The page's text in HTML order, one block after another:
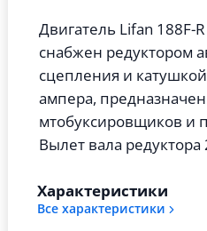
Двигатель Lifan 188F-
снабжен редуктором
сцепления и
ампера,
мтобуксировщиков и
Вылет вала
Характеристики
Все характеристики